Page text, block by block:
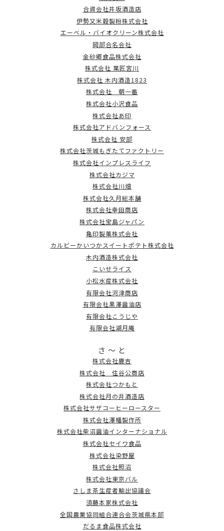
合資会社井坂酒造店
伊勢又米穀製粉株式会社
エーベル・バイオクリーン株式会社
岡部合名会社
金砂郷食品株式会社
株式会社 菓匠宮川
株式会社 木内酒造1823
株式会社 朝一番
株式会社小沢食品
株式会社あ印
株式会社アドバンフォース
株式会社 安部
株式会社茨城もぎたてファクトリー
株式会社インプレスライフ
株式会社カジマ
株式会社川畑
株式会社久月総本舗
株式会社幸田商店
株式会社宝島ジャパン
亀印製菓株式会社
カルビーかいつかスイートポテト株式会社
木内酒造株式会社
こいせライス
小松水産株式会社
有限会社河津商店
有限会社黒澤醤油店
有限会社こうじや
有限会社湖月庵
さ ～ と
株式会社鹿吉
株式会社 住谷公商店
株式会社つかもと
株式会社月の井酒造店
株式会社サザコーヒーロースター
株式会社澤幡製作所
株式会社柴沼醤油インターナショナル
株式会社セイワ食品
株式会社染野屋
株式会社照沼
株式会社東京バル
さしま茶生産者輸出協議会
須藤本家株式会社
全国農業協同組合連合会茨城県本部
だるま食品株式会社